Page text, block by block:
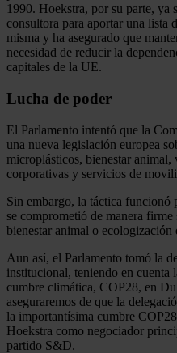
1990. Hoekstra, por su parte, ya
consultora para aportar una lista
misma y ha asegurado que
necesidad de reducir la
capitales de la UE.
Lucha de poder
El Parlamento intentó que la
una nueva legislación europea
microplásticos, bienestar
corporativas y servicios de
Sin embargo, la táctica funcionó
se comprometió de manera firme
bienestar animal o ecologización
Aun así, el Parlamento tomó la
institucional, teniendo en cuenta
cumbre climática, COP28, en
aseguraremos de que la
la importantísima cumbre
Hoekstra como negociador
partido S&D.